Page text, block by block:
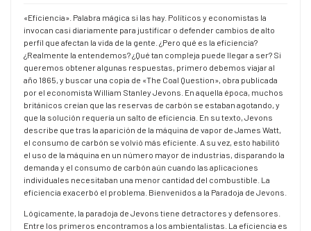
«Eficiencia». Palabra mágica si las hay. Políticos y economistas la
invocan casi diariamente para justificar o defender cambios de alto
perfil que afectan la vida de la gente. ¿Pero qué es la eficiencia?
¿Realmente la entendemos? ¿Qué tan compleja puede llegar a ser? Si
queremos obtener algunas respuestas, primero debemos viajar al
año 1865, y buscar una copia de «The Coal Question», obra publicada
por el economista William Stanley Jevons. En aquella época, muchos
británicos creían que las reservas de carbón se estaban agotando, y
que la solución requería un salto de eficiencia. En su texto, Jevons
describe que tras la aparición de la máquina de vapor de James Watt,
el consumo de carbón se volvió más eficiente. A su vez, esto habilitó
el uso de la máquina en un número mayor de industrias, disparando la
demanda y el consumo de carbón aún cuando las aplicaciones
individuales necesitaban una menor cantidad del combustible. La
eficiencia exacerbó el problema. Bienvenidos a la Paradoja de Jevons.
Lógicamente, la paradoja de Jevons tiene detractores y defensores.
Entre los primeros encontramos a los ambientalistas. La eficiencia es